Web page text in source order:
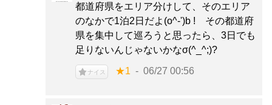
都道府県をエリア分けして、そのエリア
のなかで1泊2日だよ(o^-')b ! その都道府
県を集中して巡ろうと思ったら、3日でも
足りないんじゃないかなσ(^_^;)?
ナイス ★1 06/27 00:56